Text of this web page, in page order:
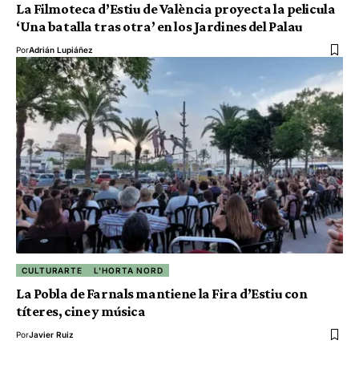
La Filmoteca d’Estiu de València proyecta la pelicula
‘Una batalla tras otra’ en los Jardines del Palau
PorAdrián Lupiáñez
CULTURARTE L'HORTA NORD
La Pobla de Farnals mantiene la Fira d’Estiu con
títeres, cine y música
PorJavier Ruiz